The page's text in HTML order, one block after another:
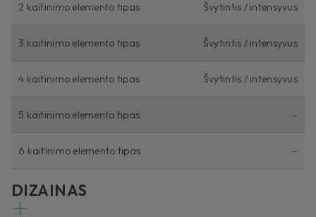
2 kaitinimo elemento tipas Švytintis / intensyvus
3 kaitinimo elemento tipas Švytintis / intensyvus
4 kaitinimo elemento tipas Švytintis / intensyvus
5 kaitinimo elemento tipas –
6 kaitinimo elemento tipas –
DIZAINAS